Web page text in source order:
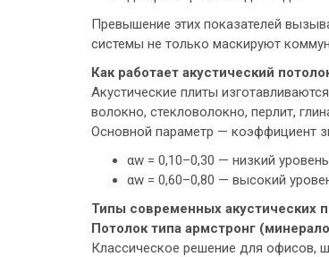
Превышение этих показателей
системы не только маскируют
Как работает акустический
Акустические плиты
волокно, стекловолокно, перлит,
Основной параметр — коэффициент
αw = 0,10–0,30 — низкий
αw = 0,60–0,80 — высокий
Типы современных акустических
Потолок типа армстронг
Классическое решение для офисов,